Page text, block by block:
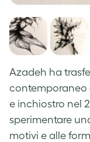
Azadeh ha
contemporaneo
e inchiostro nel
sperimentare
motivi e alle